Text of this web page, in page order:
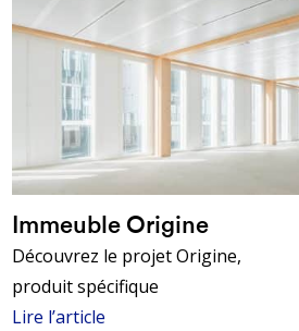
Immeuble Origine
Découvrez le projet Origine,
produit spécifique
Lire l’article